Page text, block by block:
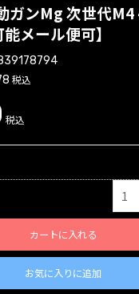
ガンMg 次世代M4
メール便可】
税込
税込
カートに入れる
お気に入りに追加